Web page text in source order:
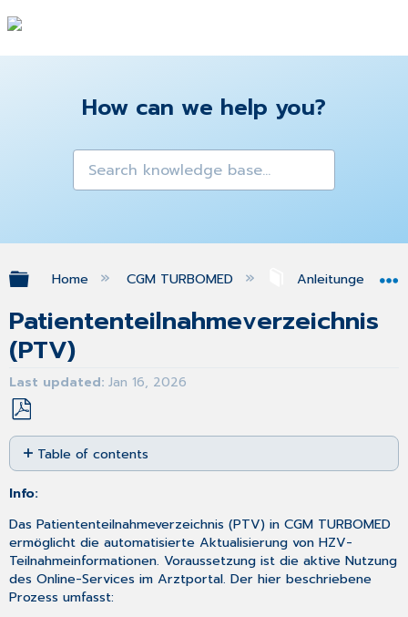
How can we help you?
Expand/collapse global hierarchy
Home CGM TURBOMED Anleitungen &
Patiententeilnahmeverzeichnis
(PTV)
Last updated Jan 16, 2026
Save
as
PDF
Table of contents
No
headers
Info:
Das Patiententeilnahmeverzeichnis (PTV) in CGM TURBOMED
ermöglicht die automatisierte Aktualisierung von HZV-
Teilnahmeinformationen. Voraussetzung ist die aktive Nutzung
des Online-Services im Arztportal. Der hier beschriebene
Prozess umfasst: